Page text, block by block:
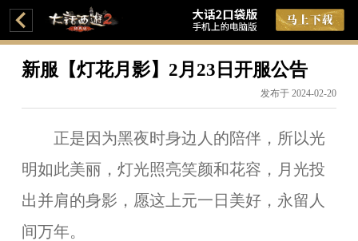
新服【灯花月影】2月23日开服公告
发布于 2024-02-20
正是因为黑夜时身边人的陪伴，所以光
明如此美丽，灯光照亮笑颜和花容，月光投
出并肩的身影，愿这上元一日美好，永留人
间万年。